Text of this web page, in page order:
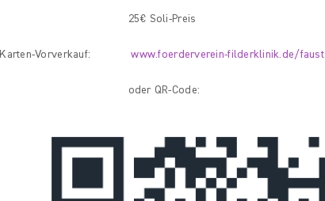
25€ Soli-Preis
Karten-Vorverkauf:www.foerderverein-filderklinik.de/faust
oder QR-Code: